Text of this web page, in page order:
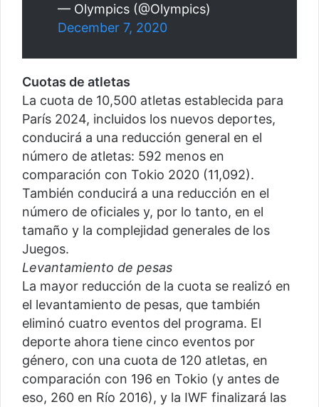
— Olympics (@Olympics)
December 7, 2020
Cuotas de atletas
La cuota de 10,500 atletas establecida para
París 2024, incluidos los nuevos deportes,
conducirá a una reducción general en el
número de atletas: 592 menos en
comparación con Tokio 2020 (11,092).
También conducirá a una reducción en el
número de oficiales y, por lo tanto, en el
tamaño y la complejidad generales de los
Juegos.
Levantamiento de pesas
La mayor reducción de la cuota se realizó en
el levantamiento de pesas, que también
eliminó cuatro eventos del programa. El
deporte ahora tiene cinco eventos por
género, con una cuota de 120 atletas, en
comparación con 196 en Tokio (y antes de
eso, 260 en Río 2016), y la IWF finalizará las